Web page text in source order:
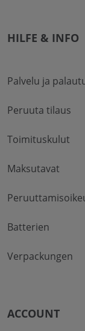
HILFE & INFO
Palvelu ja
Peruuta tilaus
Toimituskulut
Maksutavat
Batterien
Verpackungen
ACCOUNT